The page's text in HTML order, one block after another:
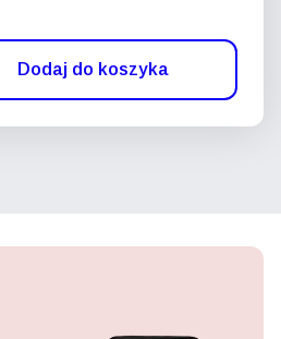
Dodaj do koszyka